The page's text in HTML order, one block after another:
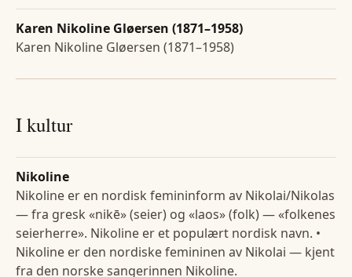
Karen Nikoline Gløersen (1871–1958)
Karen Nikoline Gløersen (1871–1958)
I kultur
Nikoline
Nikoline er en nordisk femininform av Nikolai/Nikolas
— fra gresk «nikē» (seier) og «laos» (folk) — «folkenes
seierherre». Nikoline er et populært nordisk navn. •
Nikoline er den nordiske femininen av Nikolai — kjent
fra den norske sangerinnen Nikoline.